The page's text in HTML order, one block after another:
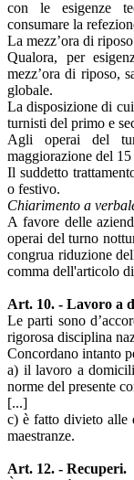
con le esigenze
consumare la
La mezz’ora di
Qualora, per
mezz’ora di riposo,
globale.
La disposizione di
turnisti del primo e
Agli operai del
maggiorazione del 15
Il suddetto
o festivo.
Chiarimento a
A favore delle
operai del turno
congrua riduzione
comma dell'articolo
Art. 10. - Lavoro a
Le parti sono
rigorosa disciplina
Concordano intanto
а) il lavoro a
norme del presente
[...]
c) è fatto divieto alle
maestranze.
Art. 12. - Recuperi.